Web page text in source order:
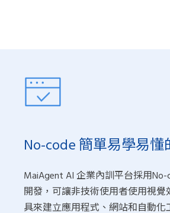
No-code 簡單易學易懂
MaiAgent AI 企業內訓平台採用
開發，可讓非技術使用者使用視覺
具來建立應用程式、網站和自動化